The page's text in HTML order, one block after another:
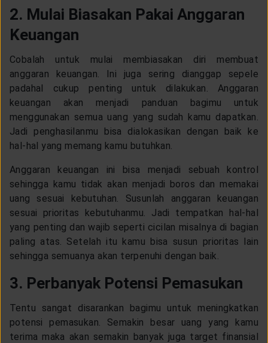
2. Mulai Biasakan Pakai Anggaran
Keuangan
Cobalah untuk mulai membiasakan diri membuat
anggaran keuangan. Ini juga sering dianggap sepele
padahal cukup penting untuk dilakukan. Anggaran
keuangan akan menjadi panduan bagimu untuk
menggunakan semua uang yang sudah kamu dapatkan.
Jadi penghasilanmu bisa dialokasikan dengan baik ke
hal-hal yang memang kamu butuhkan.
Anggaran keuangan ini bisa menjadi sebuah kontrol
sehingga kamu tidak akan menjadi boros dan memakai
uang sesuai kebutuhan. Susunlah anggaran keuangan
sesuai prioritas kebutuhanmu. Jadi tempatkan hal-hal
yang penting dan wajib seperti cicilan misalnya di bagian
paling atas. Setelah itu kamu bisa susun prioritas lain
sehingga semuanya akan terpenuhi dengan baik.
3. Perbanyak Potensi Pemasukan
Tentu sangat disarankan bagimu untuk meningkatkan
potensi pemasukan. Semakin besar uang yang kamu
terima maka akan semakin banyak juga target finansial